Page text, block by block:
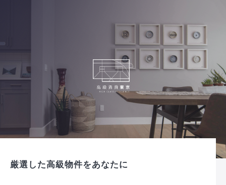
厳選した高級物件をあなたに